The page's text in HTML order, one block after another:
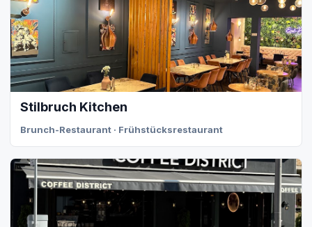
Stilbruch Kitchen
Brunch-Restaurant · Frühstücksrestaurant